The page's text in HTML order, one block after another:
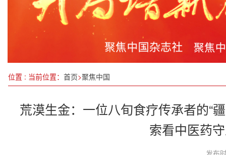
广西兴业城隍镇： 人大代表牵头激活经济发展新引
中国海洋碳汇资源丰富 开发潜力巨大
位置 : 当前位置： 首页>聚焦中国
荒漠生金：一位八旬食疗传承者的“
索看中医药
发布